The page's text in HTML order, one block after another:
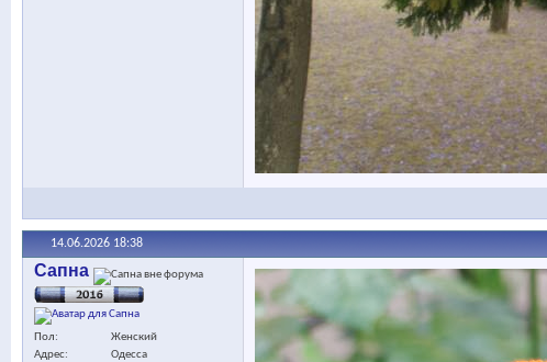
14.06.2026 18:38
Сапна
Пол
Женский
Адрес
Одесса